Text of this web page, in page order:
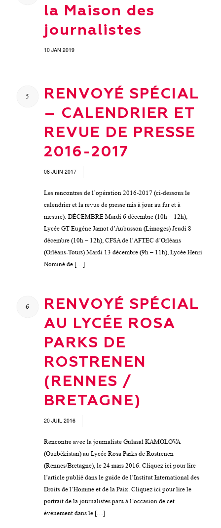
la Maison des
journalistes
10 JAN 2019
5
RENVOYÉ SPÉCIAL
– CALENDRIER ET
REVUE DE PRESSE
2016-2017
08 JUIN 2017
Les rencontres de l’opération 2016-2017 (ci-dessous le
calendrier et la revue de presse mis à jour au fur et à
mesure): DÉCEMBRE Mardi 6 décembre (10h – 12h),
Lycée GT Eugène Jamot d’Aubusson (Limoges) Jeudi 8
décembre (10h – 12h), CFSA de l’AFTEC d’Orléans
(Orléans-Tours) Mardi 13 décembre (9h – 11h), Lycée Henri
Nominé de […]
6
RENVOYÉ SPÉCIAL
AU LYCÉE ROSA
PARKS DE
ROSTRENEN
(RENNES /
BRETAGNE)
20 JUIL 2016
Rencontre avec la journaliste Gulasal KAMOLOVA
(Ouzbékistan) au Lycée Rosa Parks de Rostrenen
(Rennes/Bretagne), le 24 mars 2016. Cliquez ici pour lire
l’article publié dans le guide de l’Institut International des
Droits de l’Homme et de la Paix. Cliquez ici pour lire le
portrait de la journalistes paru à l’occasion de cet
évènement dans le […]